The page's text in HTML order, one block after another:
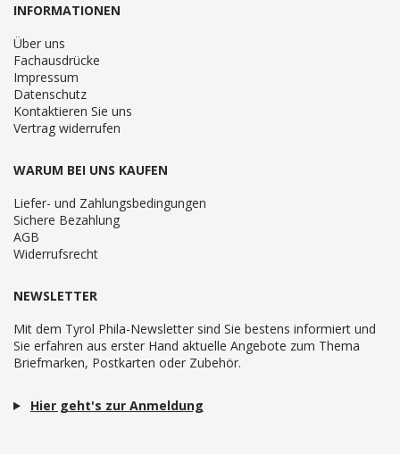
INFORMATIONEN
Über uns
Fachausdrücke
Impressum
Datenschutz
Kontaktieren Sie uns
Vertrag widerrufen
WARUM BEI UNS KAUFEN
Liefer- und Zahlungsbedingungen
Sichere Bezahlung
AGB
Widerrufsrecht
NEWSLETTER
Mit dem Tyrol Phila-Newsletter sind Sie bestens informiert und
Sie erfahren aus erster Hand aktuelle Angebote zum Thema
Briefmarken, Postkarten oder Zubehör.
Hier geht's zur Anmeldung